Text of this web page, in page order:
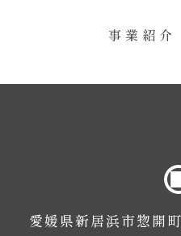
事業紹介
愛媛県新居浜市惣開